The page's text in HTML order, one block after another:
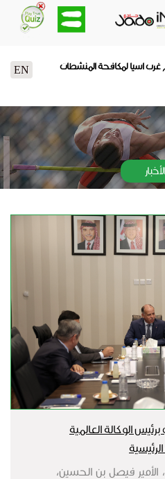
غرب اسيا لمكافحة المنشطات EN
الأخبار
الوكالة العالمية
فيصل بن الحسين،